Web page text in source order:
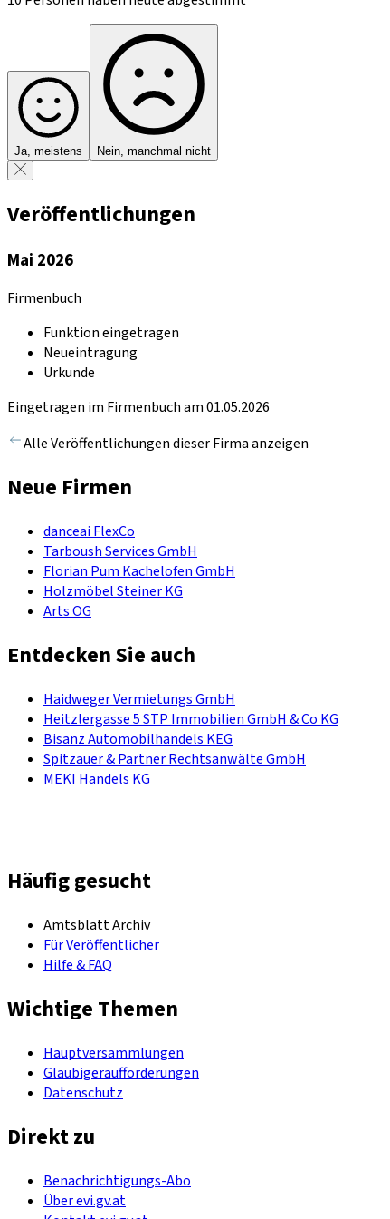
Ja, meistens Nein, manchmal nicht
Veröffentlichungen
Mai 2026
Firmenbuch
Funktion eingetragen
Neueintragung
Urkunde
Eingetragen im Firmenbuch am 01.05.2026
Alle Veröffentlichungen dieser Firma anzeigen
Neue Firmen
danceai FlexCo
Tarboush Services GmbH
Florian Pum Kachelofen GmbH
Holzmöbel Steiner KG
Arts OG
Entdecken Sie auch
Haidweger Vermietungs GmbH
Heitzlergasse 5 STP Immobilien GmbH & Co KG
Bisanz Automobilhandels KEG
Spitzauer & Partner Rechtsanwälte GmbH
MEKI Handels KG
Häufig gesucht
Amtsblatt Archiv
Für Veröffentlicher
Hilfe & FAQ
Wichtige Themen
Hauptversammlungen
Gläubigeraufforderungen
Datenschutz
Direkt zu
Benachrichtigungs-Abo
Über evi.gv.at